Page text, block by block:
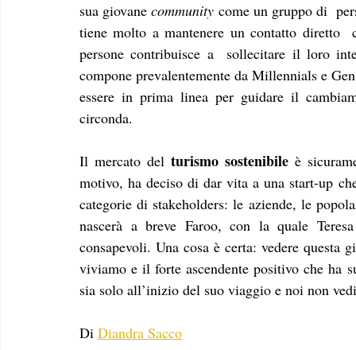
sua giovane community come un gruppo di
tiene molto a mantenere un contatto diretto
persone contribuisce a  sollecitare il loro
compone prevalentemente da Millennials e
essere in prima linea per guidare il
circonda.
Il mercato del turismo sostenibile è
motivo, ha deciso di dar vita a una start-up
categorie di stakeholders: le aziende, le
nascerà a breve Faroo, con la quale
consapevoli. Una cosa è certa: vedere
viviamo e il forte ascendente positivo che ha
Di Diandra Sacco